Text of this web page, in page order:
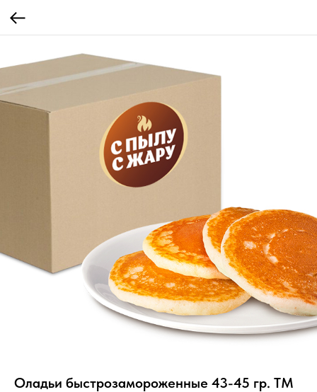
Оладьи быстрозамороженные 43-45 гр. ТМ